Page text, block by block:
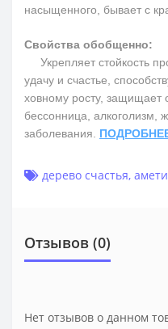
насыщенного, бывает с
Свойства обобщенно:
Укрепляет стойкость
удачу и счастье,
ховному росту, защищает
бессонница, алкоголизм,
заболевания.
дерево счастья,
Отзывов (0)
Нет отзывов о данном